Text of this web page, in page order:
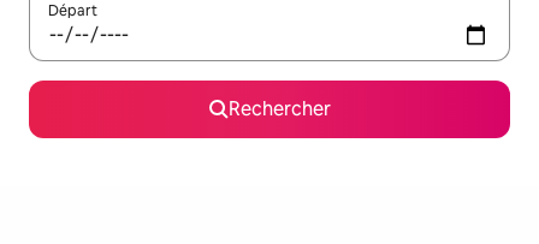
Départ
Rechercher